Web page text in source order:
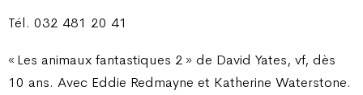
Tél. 032 481 20 41
« Les animaux fantastiques 2 » de David Yates, vf, dès
10 ans. Avec Eddie Redmayne et Katherine Waterstone.